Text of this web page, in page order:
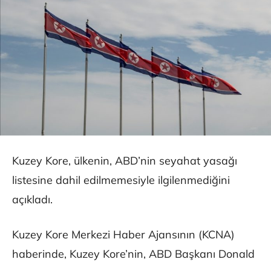
Kuzey Kore, ülkenin, ABD’nin seyahat yasağı
listesine dahil edilmemesiyle ilgilenmediğini
açıkladı.
Kuzey Kore Merkezi Haber Ajansının (KCNA)
haberinde, Kuzey Kore’nin, ABD Başkanı Donald